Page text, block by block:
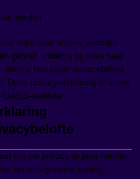
derden
links naar andere websites
gehost. Indien u op links naar
dient u hun eigen privacybeleid
Deze privacyverklaring is alleen
website.
om uw privacy te beschermen
het allergrootste belang.